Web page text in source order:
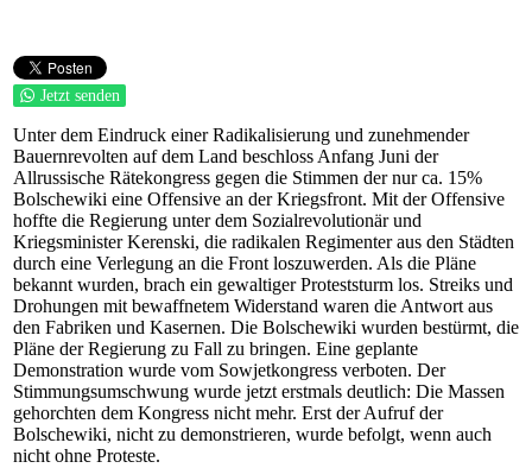
Jetzt senden
Unter dem Eindruck einer Radikalisierung und zunehmender
Bauernrevolten auf dem Land beschloss Anfang Juni der
Allrussische Rätekongress gegen die Stimmen der nur ca. 15%
Bolschewiki eine Offensive an der Kriegsfront. Mit der Offensive
hoffte die Regierung unter dem Sozialrevolutionär und
Kriegsminister Kerenski, die radikalen Regimenter aus den Städten
durch eine Verlegung an die Front loszuwerden. Als die Pläne
bekannt wurden, brach ein gewaltiger Proteststurm los. Streiks und
Drohungen mit bewaffnetem Widerstand waren die Antwort aus
den Fabriken und Kasernen. Die Bolschewiki wurden bestürmt, die
Pläne der Regierung zu Fall zu bringen. Eine geplante
Demonstration wurde vom Sowjetkongress verboten. Der
Stimmungsumschwung wurde jetzt erstmals deutlich: Die Massen
gehorchten dem Kongress nicht mehr. Erst der Aufruf der
Bolschewiki, nicht zu demonstrieren, wurde befolgt, wenn auch
nicht ohne Proteste.